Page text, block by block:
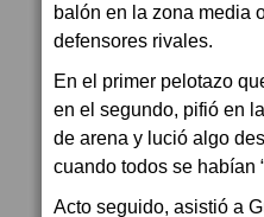
balón en la zona media
defensores rivales.
En el primer pelotazo
en el segundo, pifió en
de arena y lució algo
cuando todos se habían
Acto seguido, asistió a